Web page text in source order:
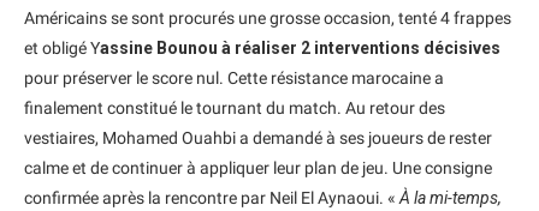
Américains se sont procurés une grosse occasion, tenté 4 frappes
et obligé Yassine Bounou à réaliser 2 interventions décisives
pour préserver le score nul. Cette résistance marocaine a
finalement constitué le tournant du match. Au retour des
vestiaires, Mohamed Ouahbi a demandé à ses joueurs de rester
calme et de continuer à appliquer leur plan de jeu. Une consigne
confirmée après la rencontre par Neil El Aynaoui. «À la mi-temps,